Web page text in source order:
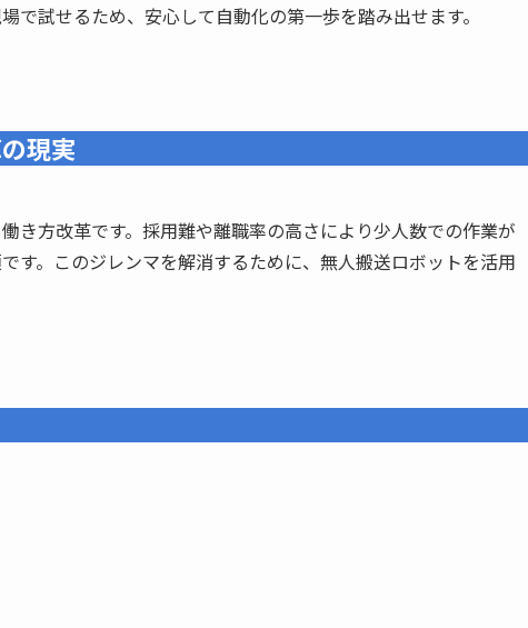
で試せるため、安心して自動化の第一歩を踏み出せます。
現実
き方改革です。採用難や離職率の高さにより少人数での作業が
す。このジレンマを解消するために、無人搬送ロボットを活用